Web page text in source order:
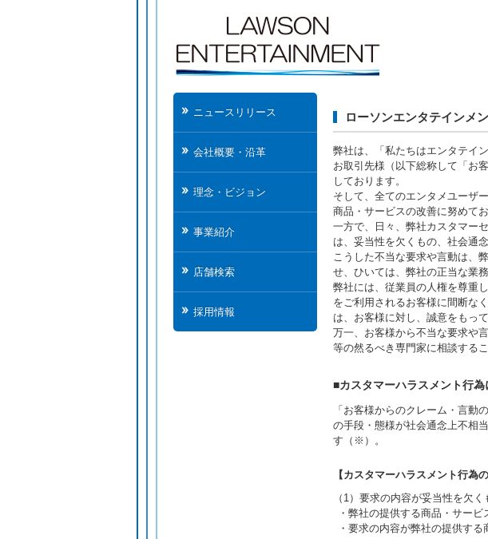
ニュースリリース
会社概要・沿革
理念・ビジョン
事業紹介
店舗検索
採用情報
ローソンエンタテインメ
弊社は、「私たちはエンタテイ
お取引先様（以下総称して「お
しております。
そして、全てのエンタメユーザ
商品・サービスの改善に努めてお
一方で、日々、弊社カスタマー
は、妥当性を欠くもの、社会通
こうした不当な要求や言動は、
せ、ひいては、弊社の正当な業
弊社には、従業員の人権を尊重
をご利用されるお客様に間断な
は、お客様に対し、誠意をもっ
万一、お客様から不当な要求や
等の然るべき専門家に相談する
■カスタマーハラスメント行為
「お客様からのクレーム・言動
の手段・態様が社会通念上不相
す（※）。
【カスタマーハラスメント行為の
（1）要求の内容が妥当性を欠く
・弊社の提供する商品・サー
・要求の内容が弊社の提供す